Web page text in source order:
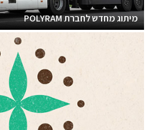
מיתוג מחדש לחברת POLYRAM